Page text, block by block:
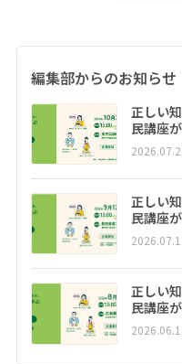
編集部からのお知らせ
正しい
民講座
正しい
民講座
正しい
民講座